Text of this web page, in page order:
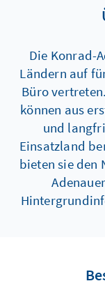
Die Konrad-
Ländern auf
Büro
können aus
und
Einsatzland
bieten sie den